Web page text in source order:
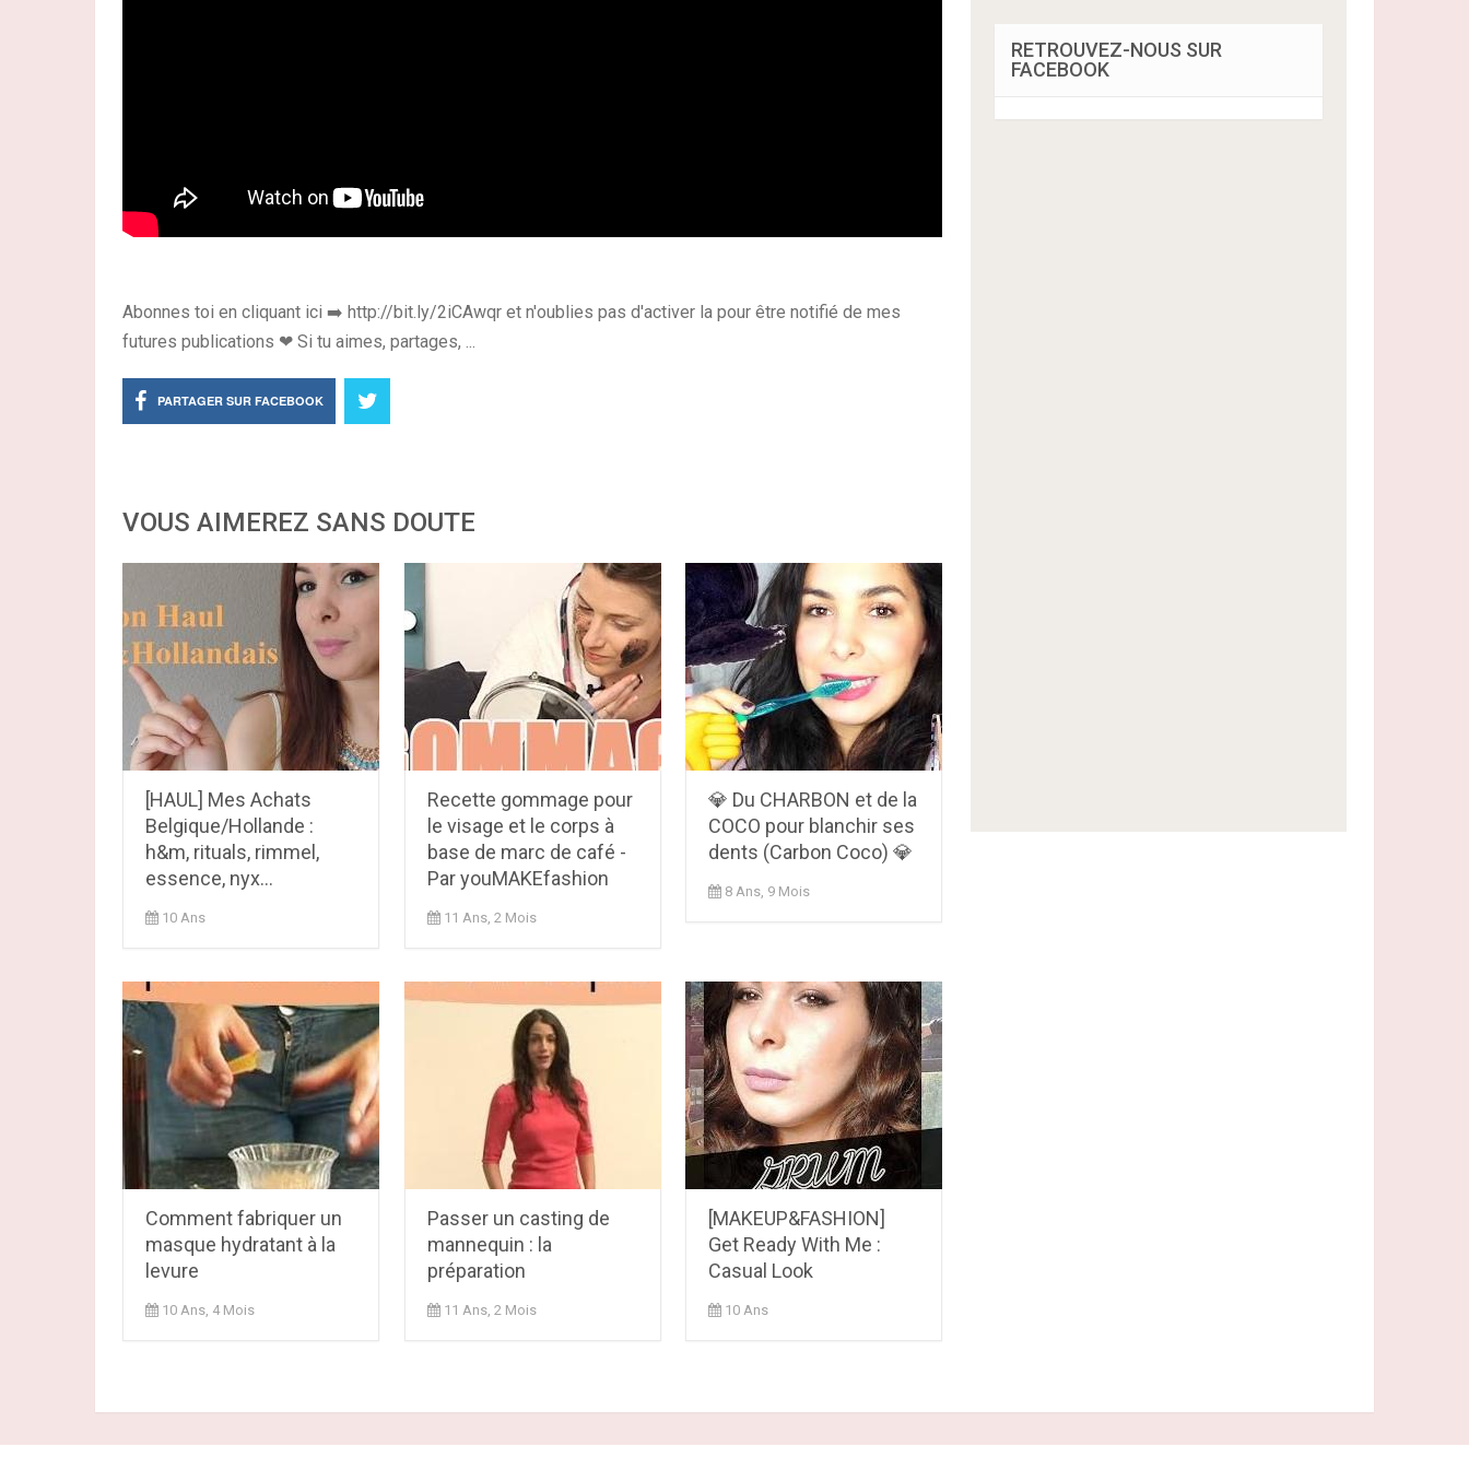
Abonnes toi en cliquant ici ➡️ http://bit.ly/2iCAwqr et n'oublies pas d'activer la pour être notifié de mes
futures publications ❤ Si tu aimes, partages, ...
PARTAGER SUR FACEBOOK
VOUS AIMEREZ SANS DOUTE
[HAUL] Mes Achats
Belgique/Hollande :
h&m, rituals, rimmel,
essence, nyx...
10 Ans
Recette gommage pour
le visage et le corps à
base de marc de café -
Par youMAKEfashion
11 Ans, 2 Mois
💎 Du CHARBON et de la
COCO pour blanchir ses
dents (Carbon Coco) 💎
8 Ans, 9 Mois
Comment fabriquer un
masque hydratant à la
levure
10 Ans, 4 Mois
Passer un casting de
mannequin : la
préparation
11 Ans, 2 Mois
[MAKEUP&FASHION]
Get Ready With Me :
Casual Look
10 Ans
RETROUVEZ-NOUS SUR
FACEBOOK